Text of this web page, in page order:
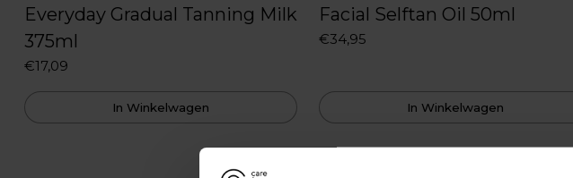
Everyday Gradual Tanning Milk
375ml
€17,09
In Winkelwagen
Facial Selftan Oil 50ml
€34,95
In Winkelwagen